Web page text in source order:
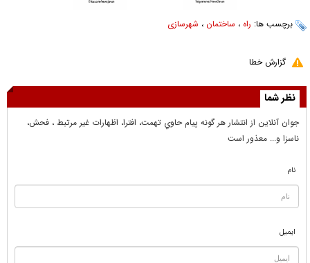
برچسب ها: راه ، ساختمان ، شهرسازی
گزارش خطا
نظر شما
جوان آنلاين از انتشار هر گونه پيام حاوي تهمت، افترا، اظهارات غير مرتبط ، فحش،
ناسزا و... معذور است
نام
ایمیل